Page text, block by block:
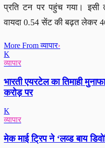
प्रति टन पर पहुंच गया। इसी
वायदा 0.54 सेंट की बढ़त लेकर
More From व्यापार›
K
व्यापार
भारती एयरटेल का तिमाही
करोड़ पर
K
व्यापार
मेक माई ट्रिप ने ‘लव्ड बाय